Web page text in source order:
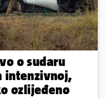
o sudaru
intenzivnoj,
ozlijeđeno